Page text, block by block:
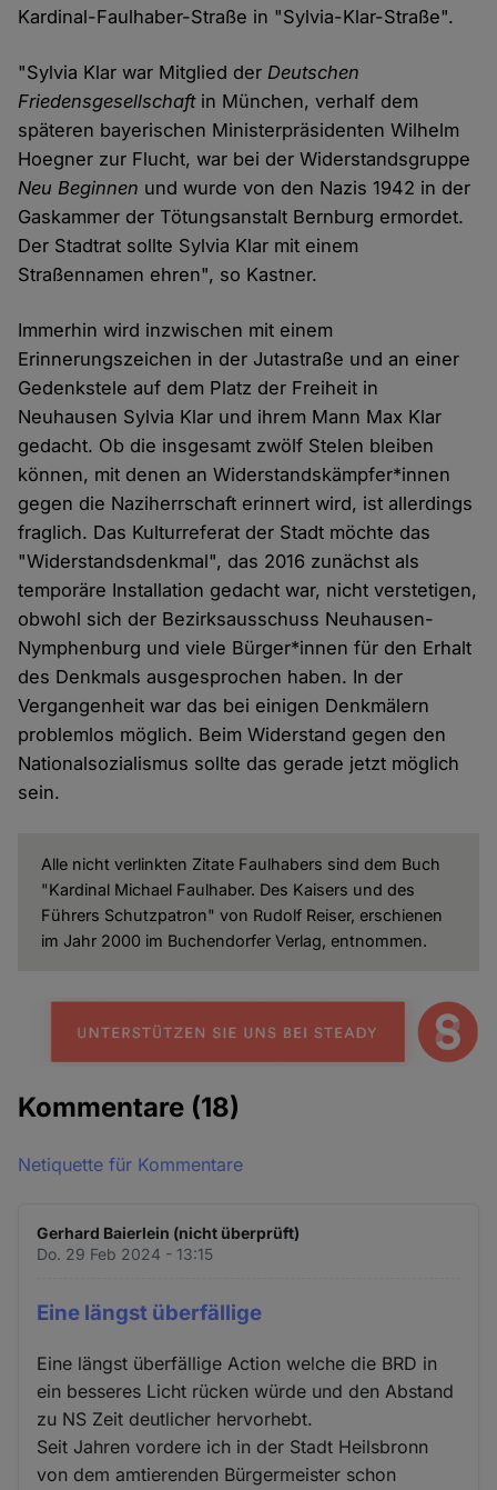
Kardinal-Faulhaber-Straße in "Sylvia-Klar-Straße".
"Sylvia Klar war Mitglied der Deutschen
Friedensgesellschaftin München, verhalf dem
späteren bayerischen Ministerpräsidenten Wilhelm
Hoegner zur Flucht, war bei der Widerstandsgruppe
Neu Beginnen und wurde von den Nazis 1942 in der
Gaskammer der Tötungsanstalt Bernburg ermordet.
Der Stadtrat sollte Sylvia Klar mit einem
Straßennamen ehren", so Kastner.
Immerhin wird inzwischen mit einem
Erinnerungszeichen in der Jutastraße und an einer
Gedenkstele auf dem Platz der Freiheit in
Neuhausen Sylvia Klar und ihrem Mann Max Klar
gedacht. Ob die insgesamt zwölf Stelen bleiben
können, mit denen an Widerstandskämpfer*innen
gegen die Naziherrschaft erinnert wird, ist allerdings
fraglich. Das Kulturreferat der Stadt möchte das
"Widerstandsdenkmal", das 2016 zunächst als
temporäre Installation gedacht war, nicht verstetigen,
obwohl sich der Bezirksausschuss Neuhausen-
Nymphenburg und viele Bürger*innen für den Erhalt
des Denkmals ausgesprochen haben. In der
Vergangenheit war das bei einigen Denkmälern
problemlos möglich. Beim Widerstand gegen den
Nationalsozialismus sollte das gerade jetzt möglich
sein.
Alle nicht verlinkten Zitate Faulhabers sind dem Buch
"Kardinal Michael Faulhaber. Des Kaisers und des
Führers Schutzpatron" von Rudolf Reiser, erschienen
im Jahr 2000 im Buchendorfer Verlag, entnommen.
Kommentare (18)
Netiquette für Kommentare
Gerhard Baierlein (nicht überprüft)
Do. 29 Feb 2024 - 13:15
Eine längst überfällige
Eine längst überfällige Action welche die BRD in
ein besseres Licht rücken würde und den Abstand
zu NS Zeit deutlicher hervorhebt.
Seit Jahren vordere ich in der Stadt Heilsbronn
von dem amtierenden Bürgermeister schon